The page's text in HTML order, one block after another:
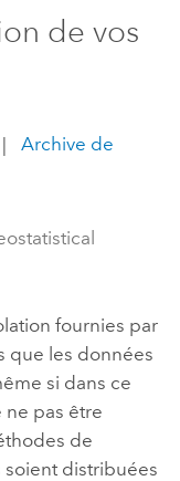
de vos
|
Archive de
fournies par
que les données
si dans ce
ne pas être
de
distribuées